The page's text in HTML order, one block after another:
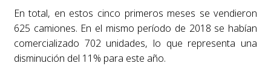
En total, en estos cinco primeros meses se vendieron
625 camiones. En el mismo período de 2018 se habían
comercializado 702 unidades, lo que representa una
disminución del 11% para este año.